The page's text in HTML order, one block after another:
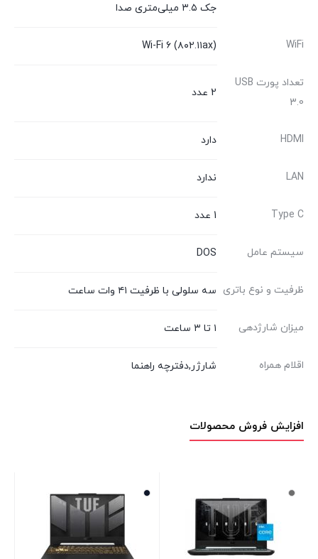
جک ۳.۵ میلی‌متری صدا
WiFi Wi-Fi ۶ (۸۰۲.۱۱ax)
تعداد پورت USB
3.0
2 عدد
HDMI دارد
LAN ندارد
Type C 1 عدد
سیستم عامل DOS
ظرفیت و نوع باتری سه سلولی با ظرفیت ۴۱ وات ساعت
میزان شارژدهی ۱ تا ۳ ساعت
اقلام همراه شارژر,دفترچه راهنما
افزایش فروش محصولات